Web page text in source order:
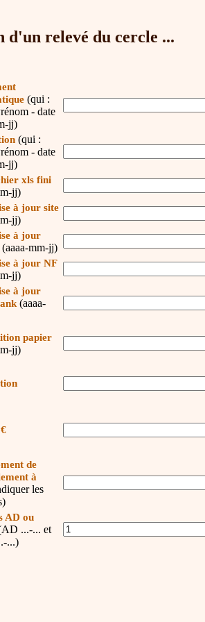
relevé du cercle ...
(qui :
- date
jj)
(qui :
- date
jj)
xls fini
jj)
à jour site
jj)
à jour
(aaaa-mm-jj)
à jour NF
jj)
à jour
(aaaa-
papier
jj)
de
à
les
AD ou
...-... et
...)